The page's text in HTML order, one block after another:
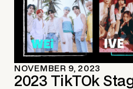
NOVEMBER 9, 2023
2023 TikTOk